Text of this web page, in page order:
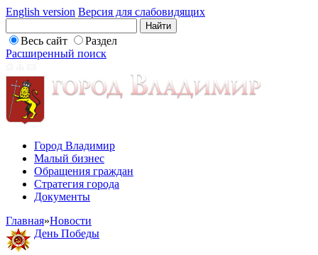
English version Версия для слабовидящих
Весь сайт
Раздел
Расширенный поиск
Город Владимир
Малый бизнес
Обращения граждан
Стратегия города
Документы
Главная»Новости
День Победы